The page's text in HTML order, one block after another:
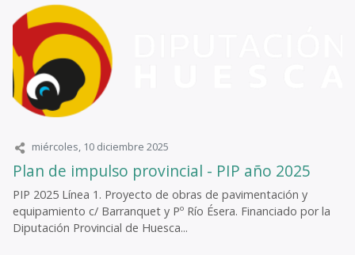
miércoles, 10 diciembre 2025
Plan de impulso provincial - PIP año 2025
PIP 2025 Línea 1. Proyecto de obras de pavimentación y
equipamiento c/ Barranquet y Pº Río Ésera. Financiado por la
Diputación Provincial de Huesca...